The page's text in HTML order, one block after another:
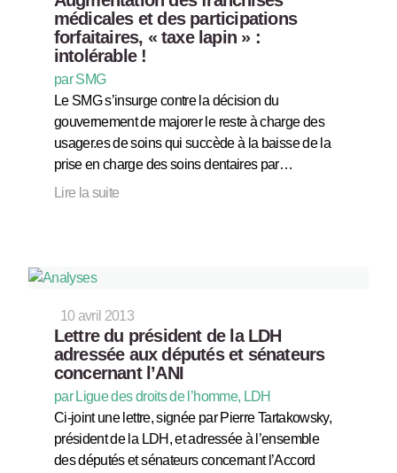
médicales et des participations
forfaitaires, « taxe lapin » :
intolérable !
par SMG
Le SMG s’insurge contre la décision du
gouvernement de majorer le reste à charge des
usager.es de soins qui succède à la baisse de la
prise en charge des soins dentaires par…
Lire la suite
10 avril 2013
Lettre du président de la LDH
adressée aux députés et sénateurs
concernant l’ANI
par Ligue des droits de l’homme, LDH
Ci-joint une lettre, signée par Pierre Tartakowsky,
président de la LDH, et adressée à l’ensemble
des députés et sénateurs concernant l’Accord